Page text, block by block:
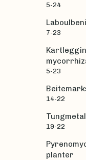
5-24
7-23
5-23
14-22
19-22
planter